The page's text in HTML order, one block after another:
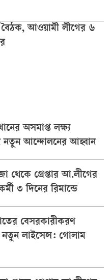
আওয়ামী লীগের ৬
অসমাপ্ত লক্ষ্য
নতুন আন্দোলনের আহ্বান
থেকে গ্রেপ্তার আ.লীগের
৩ দিনের রিমান্ডে
বেসরকারীকরণ
লাইসেন্স: গোলাম